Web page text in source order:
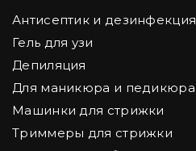
Антисептик и дезинфекция
Гель для узи
Депиляция
Для маникюра и педикюра
Машинки для стрижки
Триммеры для стрижки